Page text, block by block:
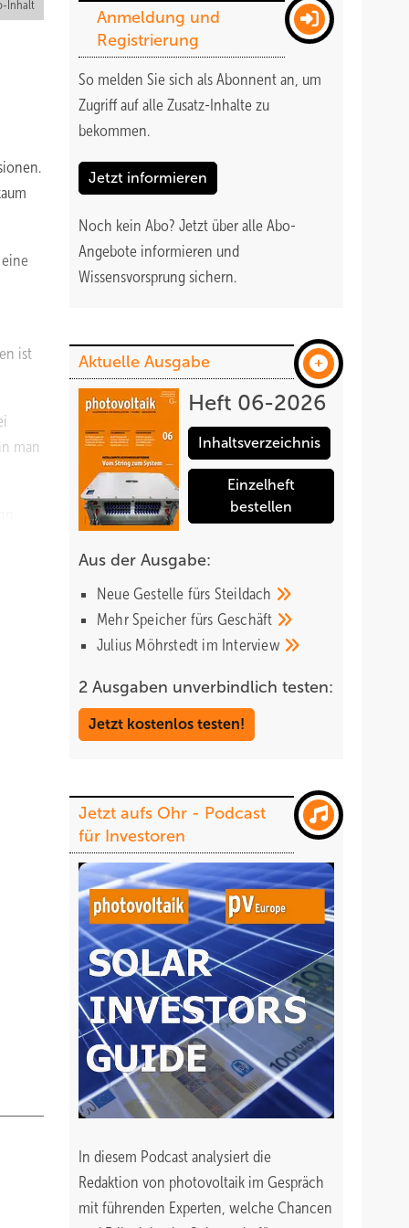
Inhalt
ist
man
die
Anmeldung und
Registrierung
So melden Sie sich als Abonnent an, um
Zugriff auf alle Zusatz-Inhalte zu
bekommen.
Jetzt informieren
Noch kein Abo? Jetzt über alle Abo-
Angebote informieren und
Wissensvorsprung sichern.
Aktuelle Ausgabe
Heft 06-2026
Inhaltsverzeichnis
Einzelheft
bestellen
Aus der Ausgabe:
Neue Gestelle fürs Steildach
Mehr Speicher fürs Geschäft
Julius Möhrstedt im Interview
2 Ausgaben unverbindlich testen:
Jetzt kostenlos testen!
Jetzt aufs Ohr - Podcast
für Investoren
In diesem Podcast analysiert die
Redaktion von photovoltaik im Gespräch
mit führenden Experten, welche Chancen